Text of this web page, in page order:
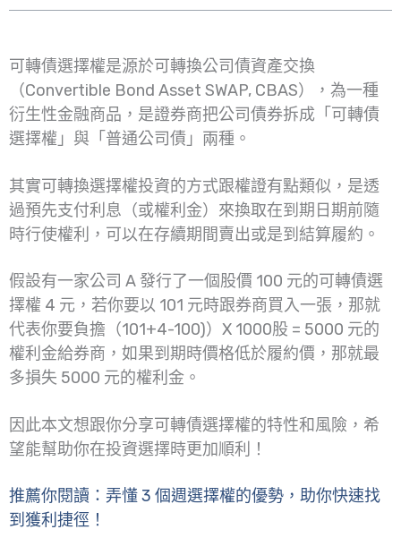
可轉債選擇權是源於可轉換公司債資產交換
（Convertible Bond Asset SWAP, CBAS），為一種
衍生性金融商品，是證券商把公司債券拆成「可轉債
選擇權」與「普通公司債」兩種。
其實可轉換選擇權投資的方式跟權證有點類似，是透
過預先支付利息（或權利金）來換取在到期日期前隨
時行使權利，可以在存續期間賣出或是到結算履約。
假設有一家公司 A 發行了一個股價 100 元的可轉債選
擇權 4 元，若你要以 101 元時跟券商買入一張，那就
代表你要負擔（101+4-100)）X 1000股 = 5000 元的
權利金給券商，如果到期時價格低於履約價，那就最
多損失 5000 元的權利金。
因此本文想跟你分享可轉債選擇權的特性和風險，希
望能幫助你在投資選擇時更加順利！
推薦你閱讀：弄懂 3 個週選擇權的優勢，助你快速找
到獲利捷徑！